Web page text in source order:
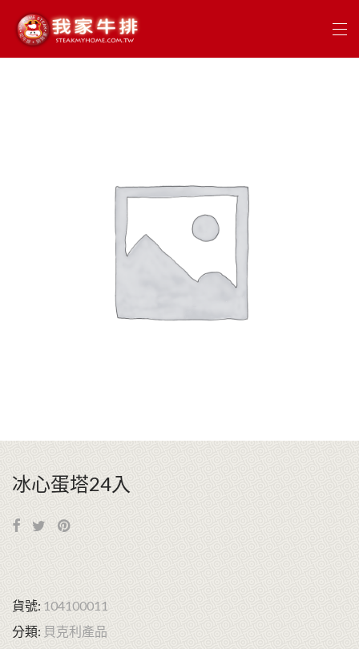
冰心蛋塔24入
貨號: 104100011
分類: 貝克利產品